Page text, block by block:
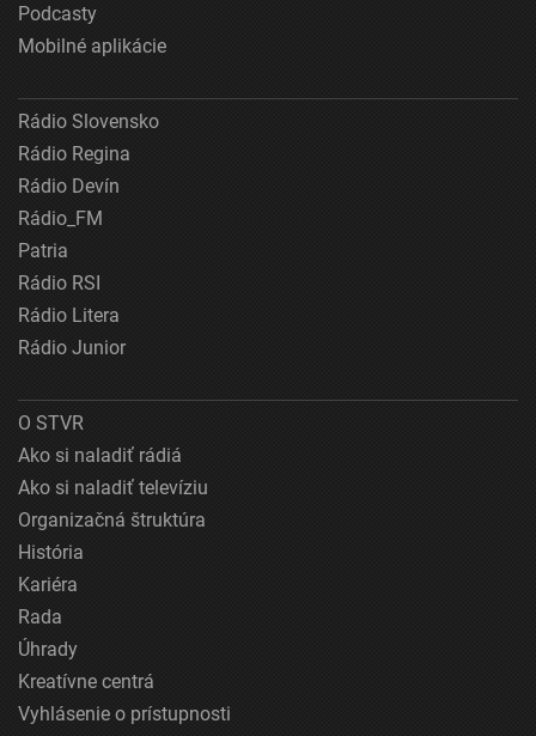
Podcasty
Mobilné aplikácie
Rádio Slovensko
Rádio Regina
Rádio Devín
Rádio_FM
Patria
Rádio RSI
Rádio Litera
Rádio Junior
O STVR
Ako si naladiť rádiá
Ako si naladiť televíziu
Organizačná štruktúra
História
Kariéra
Rada
Úhrady
Kreatívne centrá
Vyhlásenie o prístupnosti